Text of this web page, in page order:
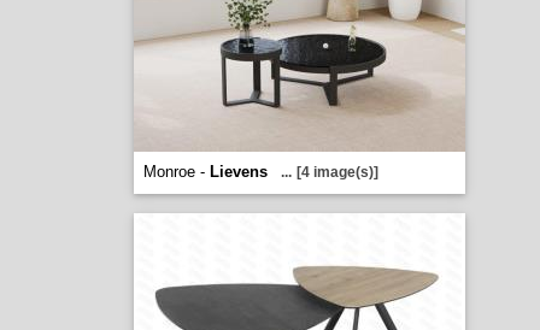
Monroe - Lievens ... [4 image(s)]